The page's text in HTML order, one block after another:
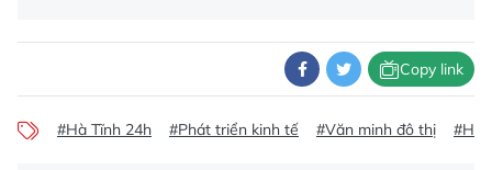
Copy link
#Hà Tĩnh 24h #Phát triển kinh tế #Văn minh đô thị